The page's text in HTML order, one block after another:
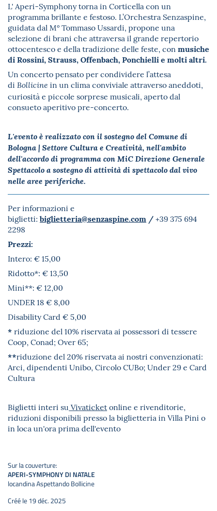
L' Aperi-Symphony torna in Corticella con un
programma brillante e festoso. L’Orchestra Senzaspine,
guidata dal M° Tommaso Ussardi, propone una
selezione di brani che attraversa il grande repertorio
ottocentesco e della tradizione delle feste, con musiche
di Rossini, Strauss, Offenbach, Ponchielli e molti altri.
Un concerto pensato per condividere l’attesa
di Bollicine in un clima conviviale attraverso aneddoti,
curiosità e piccole sorprese musicali, aperto dal
consueto aperitivo pre-concerto.
L'evento è realizzato con il sostegno del Comune di
Bologna | Settore Cultura e Creatività, nell'ambito
dell'accordo di programma con MiC Direzione Generale
Spettacolo a sostegno di attività di spettacolo dal vivo
nelle aree periferiche.
Per informazioni e
biglietti: biglietteria@senzaspine.com /+39 375 694
2298
Prezzi:
Intero: € 15,00
Ridotto*: € 13,50
Mini**: € 12,00
UNDER 18 € 8,00
Disability Card € 5,00
* riduzione del 10% riservata ai possessori di tessere
Coop, Conad; Over 65;
**riduzione del 20% riservata ai nostri convenzionati:
Arci, dipendenti Unibo, Circolo CUBo; Under 29 e Card
Cultura
Biglietti interi su Vivaticketonline e rivenditorie,
riduzioni disponibili presso la biglietteria in Villa Pini o
in loca un'ora prima dell'evento
Sur la couverture:
APERI-SYMPHONY DI NATALE
locandina Aspettando Bollicine
Créé le 19 déc. 2025